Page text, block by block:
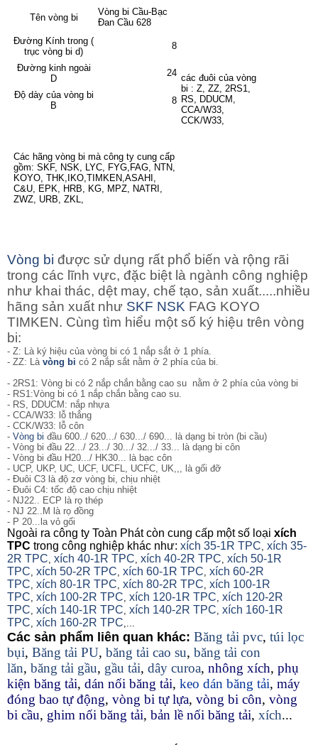
các đuôi của vòng
bi : Z, ZZ, 2RS1,
RS, DDUCM,
CCA/W33,
CCK/W33,
Tên vòng bi
Vòng bi Cầu-Bạc
Đan Cầu 628
Đường Kính trong (
trục vòng bi d)
8
Đường kinh ngoài
D
24
Độ dày của vòng bi
B
8
Các hãng vòng bi mà công ty cung cấp
gồm: SKF, NSK, LYC, FYG,FAG, NTN,
KOYO, THK,IKO,TIMKEN,ASAHI,
C&U, EPK, HRB, KG, MPZ, NATRI,
ZWZ, URB, ZKL,
Vòng bi được sử dụng rất phổ biến và rộng rãi
trong các lĩnh vực, đặc biệt là ngành công nghiệp
như khai thác, dệt may, chế tạo, sản xuất.....nhiều
hãng sản xuất như SKF NSK FAG KOYO
TIMKEN. Cùng tìm hiểu một số ký hiệu trên vòng
bi:
- Z: Là ký hiệu của vòng bi có 1 nắp sắt ở 1 phía.
- ZZ: Là vòng bi có 2 nắp sắt nằm ở 2 phía của bi.
- 2RS1: Vòng bi có 2 nắp chắn bằng cao su nằm ở 2 phía của vòng bi
- RS1:Vòng bi có 1 nắp chắn bằng cao su.
- RS, DDUCM: nắp nhựa
- CCA/W33: lỗ thẳng
- CCK/W33: lỗ côn
- Vòng bi đầu 600../ 620.../ 630.../ 690... là dạng bi tròn (bi cầu)
- Vòng bi đầu 22.../ 23.../ 30.../ 32.../ 33... là dạng bi côn
- Vòng bi đầu H20.../ HK30... là bạc côn
- UCP, UKP, UC, UCF, UCFL, UCFC, UK,,, là gối đỡ
- Đuôi C3 là độ zơ vòng bi, chịu nhiệt
- Đuôi C4: tốc độ cao chịu nhiệt
- NJ22.. ECP là rọ thép
- NJ 22..M là rọ đồng
- P 20...la vỏ gối
Ngoài ra công ty Toàn Phát còn cung cấp một số loại xích
TPC trong công nghiệp khác như: xích 35-1R TPC, xích 35-
2R TPC, xích 40-1R TPC, xích 40-2R TPC, xích 50-1R
TPC, xích 50-2R TPC, xích 60-1R TPC, xích 60-2R
TPC, xích 80-1R TPC, xích 80-2R TPC, xích 100-1R
TPC, xích 100-2R TPC, xích 120-1R TPC, xích 120-2R
TPC, xích 140-1R TPC, xích 140-2R TPC, xích 160-1R
TPC, xích 160-2R TPC,...
Các sản phẩm liên quan khác: Băng tải pvc, túi lọc
bụi, Băng tải PU, băng tải cao su, băng tải con
lăn, băng tải gầu, gầu tải, dây curoa, nhông xích, phụ
kiện băng tải, dán nối băng tải, keo dán băng tải, máy
đóng bao tự động, vòng bi tự lựa, vòng bi côn, vòng
bi cầu, ghim nối băng tải, bản lề nối băng tải, xích...